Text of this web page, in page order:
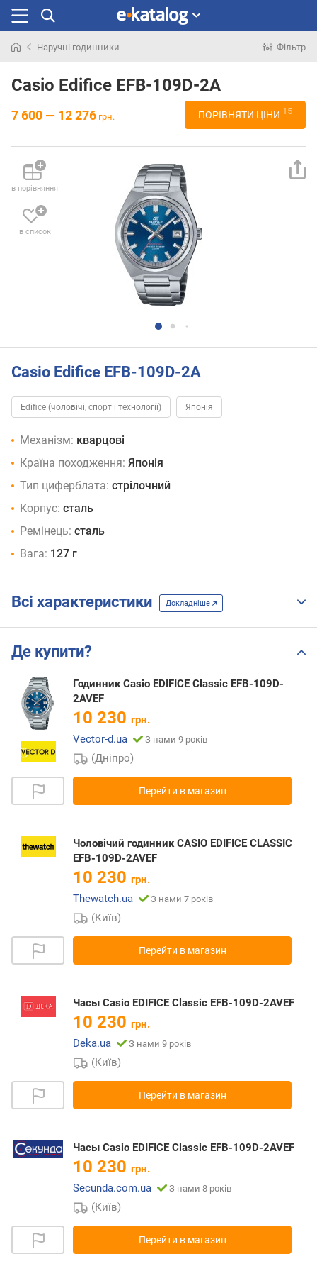
раніше
Наручні годинники Фільтр
Casio Edifice EFB-109D-2A
7 600 — 12 276 грн. ПОРІВНЯТИ ЦІНИ 15
в порівняння
в список
Casio Edifice EFB-109D-2A
Edifice (чоловічі, спорт і технології) Японія
Механізм: кварцові
Країна походження: Японія
Тип циферблата: стрілочний
Корпус: сталь
Ремінець: сталь
Вага: 127 г
Всі характеристики Докладніше
Де купити?
Годинник Casio EDIFICE Classic EFB-109D-
2AVEF
10 230 грн.
Vector-d.ua
З нами 9 років
(Дніпро)
Перейти в магазин
Чоловічий годинник CASIO EDIFICE CLASSIC
EFB-109D-2AVEF
10 230 грн.
Thewatch.ua
З нами 7 років
(Київ)
Перейти в магазин
Часы Casio EDIFICE Classic EFB-109D-2AVEF
10 230 грн.
Deka.ua
З нами 9 років
(Київ)
Перейти в магазин
Часы Casio EDIFICE Classic EFB-109D-2AVEF
10 230 грн.
Secunda.com.ua
З нами 8 років
(Київ)
Перейти в магазин